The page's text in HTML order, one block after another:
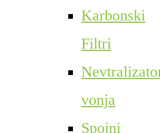
Karbonski
Filtri
vonja
Spojni